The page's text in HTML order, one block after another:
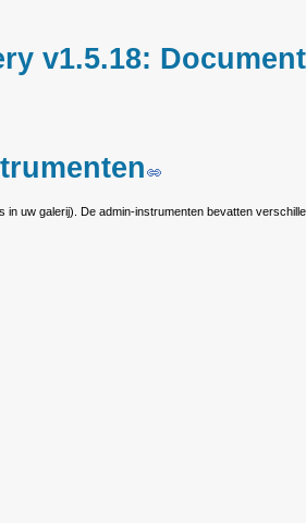
v1.5.18:
uw galerij). De admin-instrumenten bevatten